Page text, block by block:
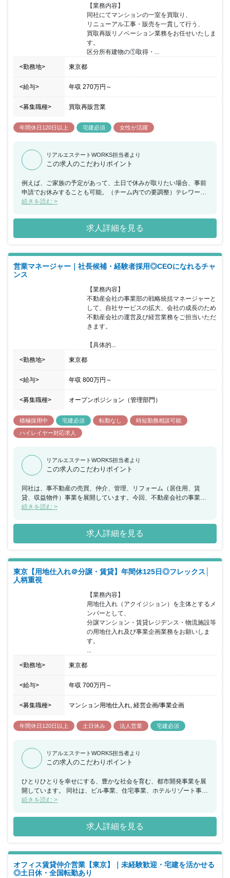
【業務内容】
同社にてマンションの一室を買取り、
リニューアル工事・販売を一貫して行う、
買取再販リノベーション業務をお任せいたしま
す。
区分所有建物の①取得・...
<勤務地> 東京都
<給与> 年収 270万円 ～
<募集職種> 買取再販営業
年間休日120日以上 宅建必須 女性が活躍
リアルエステートWORKS担当者より
この求人のこだわりポイント
例えば、ご家族の予定があって、土日で休みが取りたい場合、事前
申請でお休みすることも可能。（チーム内での要調整）テレワーク
も業務に応じて積極的に取り組み中。チームで成果を上げるべく働
戸数約7万5千戸からスタート！同社では、一棟マンションから分譲
マンション（一戸）、戸建、オフィス、店舗等、幅広く賃貸管理事
業を展開しています。ITを活用したサービスや働き方改革にも全社
他にもIoT・RPAなどを積極的に導入したり、2020年8月、「子育て
サポート企業」として厚生労働大臣より「くるみん認定」を受けま
した! 女性社員の育児休業取得率は100％！ 健康経営優良法人2023
人部門）」において、健康経営調査結果の上位500法人のみ認定さ
れる「ホワイト500」に認定されました！2018年より6年連続での
認定となりますが、 2022年からは健康経営優良法人（大規模法人
部門）認定法人の中で、健康経営度調査結果の上位500法人のみと
なる通称「ホワイト500」に認定されています。社員の成長が会社
られるよう、様々な体制を完備。社員の健康維持・向上をはかる健
康経営を進めています！業界のリーディングカンパニーを目指すべ
も、従業員の「想い」にも寄り添った同社で一緒に働いてみません
続きを読む >
求人詳細を見る
営業マネージャー｜社長候補・経験者採用◎CEOになれるチャ
ンス
【業務内容】
不動産会社の事業部の戦略統括マネージャーと
して、自社サービスの拡大、会社の成長のため
不動産会社の運営及び経営業務をご担当いただ
きます。
【具体的...
<勤務地> 東京都
<給与> 年収 800万円 ～
<募集職種> オープンポジション（管理部門）
積極採用中 宅建必須 転勤なし
時短勤務相談可能
ハイレイヤー対応求人
リアルエステートWORKS担当者より
この求人のこだわりポイント
同社は、事不動産の売買、仲介、管理、リフォーム（居住用、賃
貸、収益物件）事業を展開しています。今回、不動産会社の事業部
の戦略統括マネージャーとして、自社サービスの拡大、会社の成長
こととなりました。事業部の戦略統括マネージャーとしての業務を
中心にココザス株式会社のグループ企業である同社の最高責任者と
してご活躍いただける方を求めています。チームメンバーの行動と
としてその排除・改善に努め、目標達成をチーム全体で目指してい
ただきます。必要に応じ自らがPLとして活動する。部下・メンバー
の成長を絶えず促し、その為のトレーニングプランを構築し実行す
続きを読む >
求人詳細を見る
東京【用地仕入れ＠分譲・賃貸】年間休125日◎フレックス│
人柄重視
【業務内容】
用地仕入れ（アクイジション）を主体とするメ
ンバーとして、
分譲マンション・賃貸レジデンス・物流施設等
の用地仕入れ及び事業企画業務をお願いしま
す。
<勤務地> 東京都
<給与> 年収 700万円 ～
<募集職種> マンション用地仕入れ, 経営企画/事業企画
年間休日120日以上 土日休み 法人営業 宅建必須
リアルエステートWORKS担当者より
この求人のこだわりポイント
ひとりひとりを幸せにする、豊かな社会を育む、都市開発事業を展
開しています。 同社は、ビル事業、住宅事業、ホテルリゾート事
業、 シニア事業の4つの事業を柱に都市開発事業を展開していま
軸としながら、 大規模ビルと同水準のスペックを備えたオフィスビ
います。 ◎住宅事業では、都市生活者が求める住まいの有り方を追
とともに、 柔軟なアプローチによる開発に取り組んでいます。 ◎
ホテルリゾート事業では、美しい日本を再発見することで観光需要
を喚起し、 地域経済の活性化に寄与することを目指して、 日本各
続きを読む >
求人詳細を見る
オフィス賃貸仲介営業【東京】｜未経験歓迎・宅建を活かせる
◎土日休・全国転勤あり